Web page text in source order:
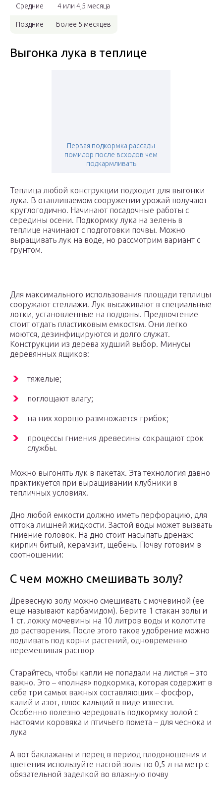
Средние 4 или 4,5 месяца
Поздние Более 5 месяцев
Выгонка лука в теплице
Первая подкормка рассады
помидор после всходов чем
подкармливать
Теплица любой конструкции подходит для выгонки
лука. В отапливаемом сооружении урожай получают
круглогодично. Начинают посадочные работы с
середины осени. Подкормку лука на зелень в
теплице начинают с подготовки почвы. Можно
выращивать лук на воде, но рассмотрим вариант с
грунтом.
Для максимального использования площади теплицы
сооружают стеллажи. Лук высаживают в специальные
лотки, установленные на поддоны. Предпочтение
стоит отдать пластиковым емкостям. Они легко
моются, дезинфицируются и долго служат.
Конструкции из дерева худший выбор. Минусы
деревянных ящиков:
тяжелые;
поглощают влагу;
на них хорошо размножается грибок;
процессы гниения древесины сокращают срок
службы.
Можно выгонять лук в пакетах. Эта технология давно
практикуется при выращивании клубники в
тепличных условиях.
Дно любой емкости должно иметь перфорацию, для
оттока лишней жидкости. Застой воды может вызвать
гниение головок. На дно стоит насыпать дренаж:
кирпич битый, керамзит, щебень. Почву готовим в
соотношении:
С чем можно смешивать золу?
Древесную золу можно смешивать с мочевиной (ее
еще называют карбамидом). Берите 1 стакан золы и
1 ст. ложку мочевины на 10 литров воды и колотите
до растворения. После этого такое удобрение можно
подливать под корни растений, одновременно
перемешивая раствор
Старайтесь, чтобы капли не попадали на листья – это
важно. Это – «полная» подкормка, которая содержит в
себе три самых важных составляющих – фосфор,
калий и азот, плюс кальций в виде извести.
Особенно полезно чередовать подкормку золой с
настоями коровяка и птичьего помета – для чеснока и
лука
А вот баклажаны и перец в период плодоношения и
цветения используйте настой золы по 0,5 л на метр с
обязательной заделкой во влажную почву